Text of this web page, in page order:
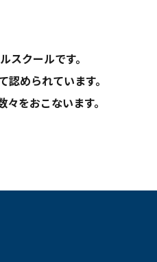
クールです。
められています。
をおこないます。